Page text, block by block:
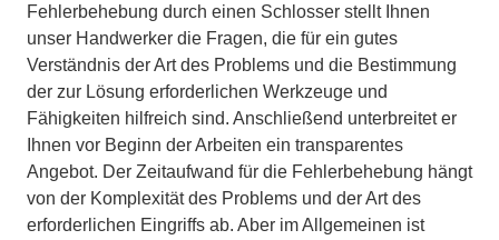
Fehlerbehebung durch einen Schlosser stellt Ihnen
unser Handwerker die Fragen, die für ein gutes
Verständnis der Art des Problems und die Bestimmung
der zur Lösung erforderlichen Werkzeuge und
Fähigkeiten hilfreich sind. Anschließend unterbreitet er
Ihnen vor Beginn der Arbeiten ein transparentes
Angebot. Der Zeitaufwand für die Fehlerbehebung hängt
von der Komplexität des Problems und der Art des
erforderlichen Eingriffs ab. Aber im Allgemeinen ist